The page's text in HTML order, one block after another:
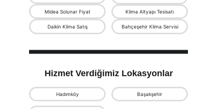
Midea Solunar Fiyat
Daikin Klima Satış
Klima Altyapı Tesisatı
Bahçeşehir Klima Servisi
Hizmet Verdiğimiz Lokasyonlar
Hadımköy Başakşehir